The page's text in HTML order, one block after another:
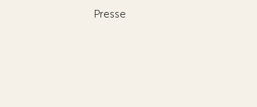
Presse